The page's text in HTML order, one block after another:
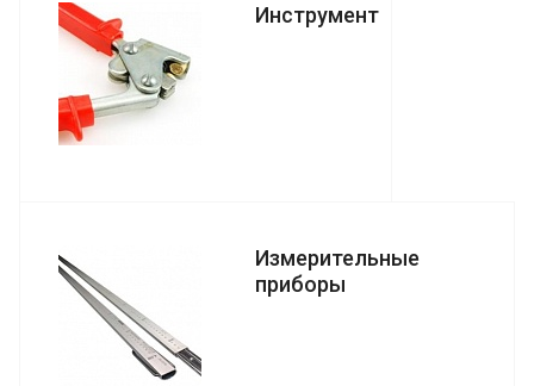
Инструмент
Измерительные
приборы